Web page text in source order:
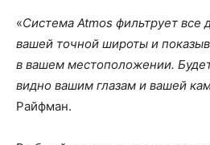
«Система Atmos фильтрует все
вашей точной широты и
в вашем местоположении.
видно вашим глазам и вашей
Райфман.